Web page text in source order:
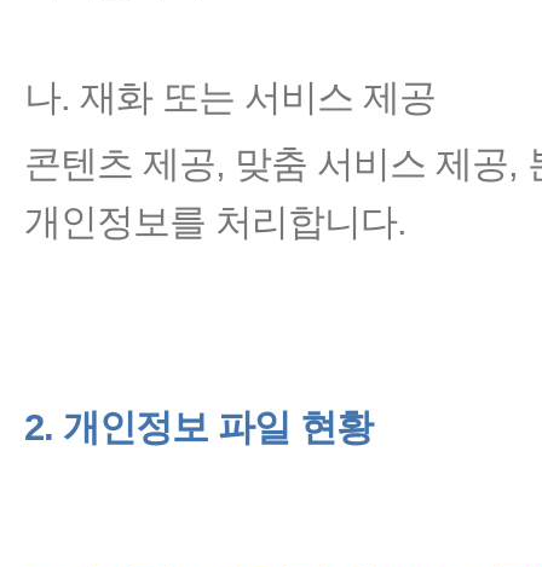
나. 재화 또는 서비스 제공
콘텐츠 제공, 맞춤 서비스 제공,
개인정보를 처리합니다.
2. 개인정보 파일 현황